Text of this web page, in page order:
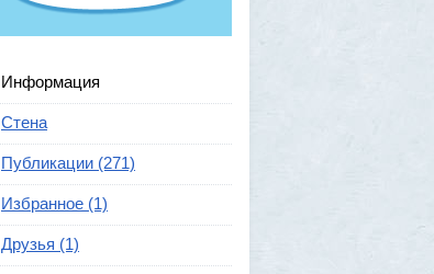
Информация
Стена
Публикации (271)
Избранное (1)
Друзья (1)